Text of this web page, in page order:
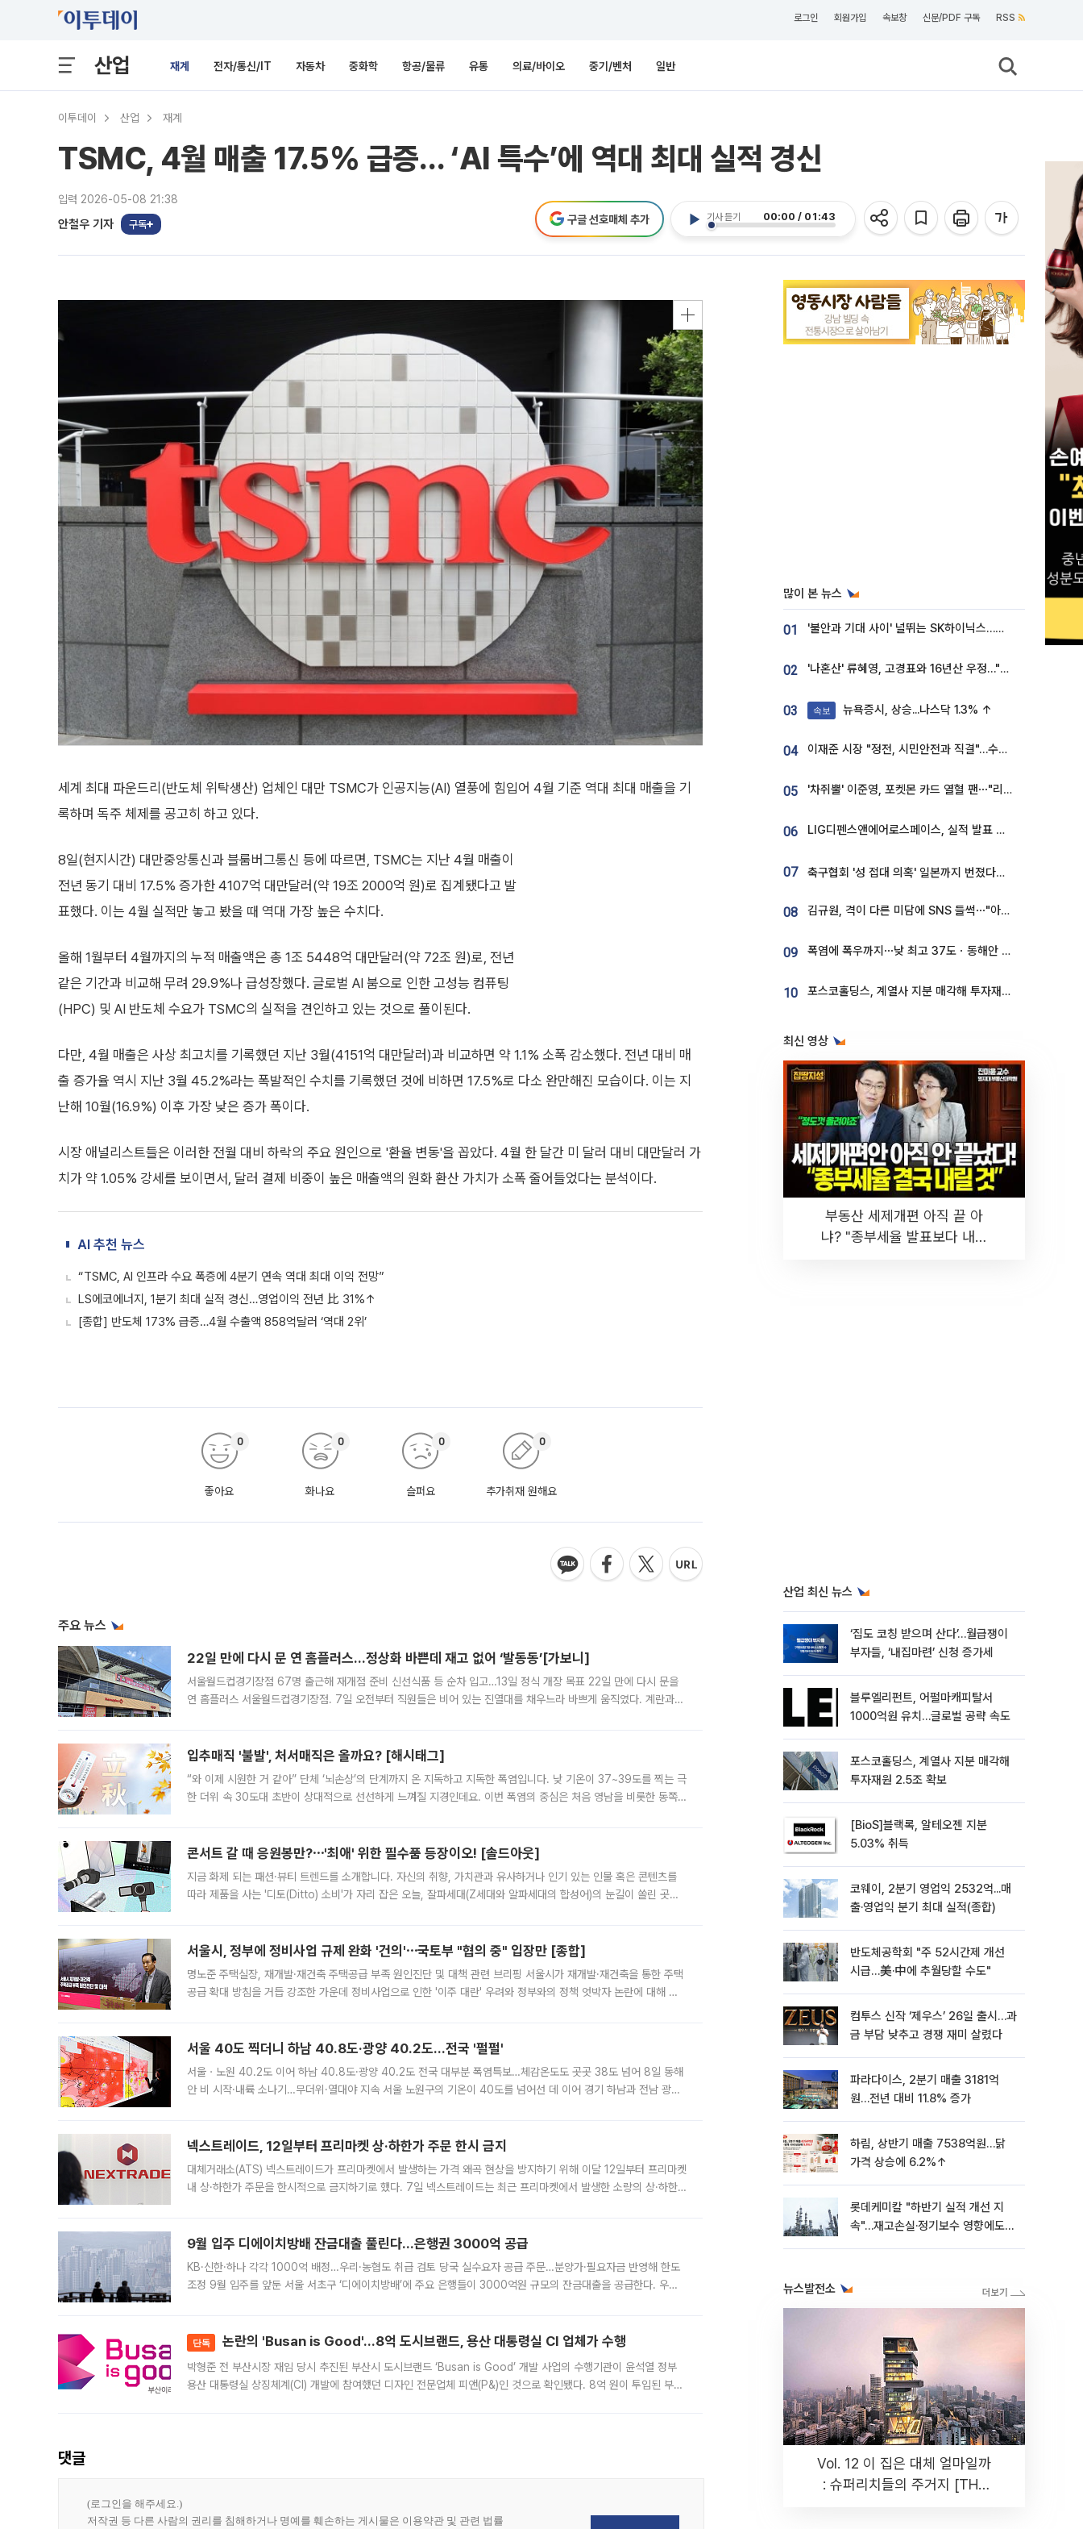
로그인 회원가입 속보창 신문/PDF 구독 RSS
산업 재계 전자/통신/IT 자동차 중화학 항공/물류 유통 의료/바이오 중기/벤처 일반
이투데이 산업 재계
TSMC, 4월 매출 17.5% 급증… ‘AI 특수’에 역대 최대 실적 경신
입력 2026-05-08 21:38
안철우 기자 구독
기사 듣기 00:00 / 01:43
구글 선호매체 추가
세계 최대 파운드리(반도체 위탁생산) 업체인 대만 TSMC가 인공지능(AI) 열풍에 힘입어 4월 기준 역대 최대 매출을 기
록하며 독주 체제를 공고히 하고 있다.
8일(현지시간) 대만중앙통신과 블룸버그통신 등에 따르면, TSMC는 지난 4월 매출이
전년 동기 대비 17.5% 증가한 4107억 대만달러(약 19조 2000억 원)로 집계됐다고 발
표했다. 이는 4월 실적만 놓고 봤을 때 역대 가장 높은 수치다.
올해 1월부터 4월까지의 누적 매출액은 총 1조 5448억 대만달러(약 72조 원)로, 전년
같은 기간과 비교해 무려 29.9%나 급성장했다. 글로벌 AI 붐으로 인한 고성능 컴퓨팅
(HPC) 및 AI 반도체 수요가 TSMC의 실적을 견인하고 있는 것으로 풀이된다.
다만, 4월 매출은 사상 최고치를 기록했던 지난 3월(4151억 대만달러)과 비교하면 약 1.1% 소폭 감소했다. 전년 대비 매
출 증가율 역시 지난 3월 45.2%라는 폭발적인 수치를 기록했던 것에 비하면 17.5%로 다소 완만해진 모습이다. 이는 지
난해 10월(16.9%) 이후 가장 낮은 증가 폭이다.
시장 애널리스트들은 이러한 전월 대비 하락의 주요 원인으로 '환율 변동'을 꼽았다. 4월 한 달간 미 달러 대비 대만달러 가
치가 약 1.05% 강세를 보이면서, 달러 결제 비중이 높은 매출액의 원화 환산 가치가 소폭 줄어들었다는 분석이다.
AI 추천 뉴스
“TSMC, AI 인프라 수요 폭증에 4분기 연속 역대 최대 이익 전망”
LS에코에너지, 1분기 최대 실적 경신…영업이익 전년 比 31%↑
[종합] 반도체 173% 급증…4월 수출액 858억달러 ‘역대 2위’
좋아요
0
화나요
0
슬퍼요
0
추가취재 원해요
0
주요 뉴스
22일 만에 다시 문 연 홈플러스…정상화 바쁜데 재고 없어 ‘발동동’[가보니]
서울월드컵경기장점 67명 출근해 재개점 준비 신선식품 등 순차 입고…13일 정식 개장 목표 22일 만에 다시 문을
연 홈플러스 서울월드컵경기장점. 7일 오전부터 직원들은 비어 있는 진열대를 채우느라 바쁘게 움직였다. 계란과
입추매직 '불발', 처서매직은 올까요? [해시태그]
“와 이제 시원한 거 같아” 단체 ‘뇌손상’의 단계까지 온 지독하고 지독한 폭염입니다. 낮 기온이 37~39도를 찍는 극
한 더위 속 30도대 초반이 상대적으로 선선하게 느껴질 지경인데요. 이번 폭염의 중심은 처음 영남을 비롯한 동쪽
콘서트 갈 때 응원봉만?⋯'최애' 위한 필수품 등장이오! [솔드아웃]
지금 화제 되는 패션·뷰티 트렌드를 소개합니다. 자신의 취향, 가치관과 유사하거나 인기 있는 인물 혹은 콘텐츠를
따라 제품을 사는 '디토(Ditto) 소비'가 자리 잡은 오늘, 잘파세대(Z세대와 알파세대의 합성어)의 눈길이 쏠린 곳은
서울시, 정부에 정비사업 규제 완화 '건의'⋯국토부 "협의 중" 입장만 [종합]
명노준 주택실장, 재개발·재건축 주택공급 부족 원인진단 및 대책 관련 브리핑 서울시가 재개발·재건축을 통한 주택
공급 확대 방침을 거듭 강조한 가운데 정비사업으로 인한 '이주 대란' 우려와 정부와의 정책 엇박자 논란에 대해 정
서울 40도 찍더니 하남 40.8도·광양 40.2도…전국 '펄펄'
서울ㆍ노원 40.2도 이어 하남 40.8도·광양 40.2도 전국 대부분 폭염특보…체감온도도 곳곳 38도 넘어 8일 동해
안 비 시작·내륙 소나기…무더위·열대야 지속 서울 노원구의 기온이 40도를 넘어선 데 이어 경기 하남과 전남 광양
넥스트레이드, 12일부터 프리마켓 상·하한가 주문 한시 금지
대체거래소(ATS) 넥스트레이드가 프리마켓에서 발생하는 가격 왜곡 현상을 방지하기 위해 이달 12일부터 프리마켓
내 상·하한가 주문을 한시적으로 금지하기로 했다. 7일 넥스트레이드는 최근 프리마켓에서 발생한 소량의 상·하한
9월 입주 디에이치방배 잔금대출 풀린다…은행권 3000억 공급
KB·신한·하나 각각 1000억 배정…우리·농협도 취급 검토 당국 실수요자 공급 주문…분양가·필요자금 반영해 한도
조정 9월 입주를 앞둔 서울 서초구 ‘디에이치방배’에 주요 은행들이 3000억원 규모의 잔금대출을 공급한다. 우리
단독 논란의 'Busan is Good'…8억 도시브랜드, 용산 대통령실 CI 업체가 수행
박형준 전 부산시장 재임 당시 추진된 부산시 도시브랜드 ‘Busan is Good’ 개발 사업의 수행기관이 윤석열 정부
용산 대통령실 상징체계(CI) 개발에 참여했던 디자인 전문업체 피앤(P&)인 것으로 확인됐다. 8억 원이 투입된 부산
댓글
많이 본 뉴스
01 '불안과 기대 사이' 널뛰는 SK하이닉스…증권가 "HBM4·LTA 기반 펀터멘털 견고"
02 '나혼산' 류혜영, 고경표와 16년산 우정…"자취방서 부모님과 마주쳐"
03 속보 뉴욕증시, 상승...나스닥 1.3% ↑
04 이재준 시장 "정전, 시민안전과 직결"…수원시 비상대응체계 가동
05 '차쥐뿔' 이준영, 포켓몬 카드 열혈 팬⋯"리셀러 처단할 것"
06 LIG디펜스앤에어로스페이스, 실적 발표 후 급락→반등⋯증권가 “28년까지 튼튼”
07 축구협회 '성 접대 의혹' 일본까지 번졌다…日 심판 실명 공개
08 김규원, 격이 다른 미담에 SNS 들썩⋯"아이 속옷 빨고 졸업식도 참석"
09 폭염에 폭우까지⋯낮 최고 37도ㆍ동해안 강한 비 [날씨]
10 포스코홀딩스, 계열사 지분 매각해 투자재원 2.5조 확보
최신 영상
부동산 세제개편 아직 끝 아
냐? "종부세율 발표보다 내릴
산업 최신 뉴스
‘집도 코칭 받으며 산다’…월급쟁이
부자들, ‘내집마련’ 신청 증가세
블루엘리펀트, 어펄마캐피탈서
1000억원 유치…글로벌 공략 속도
포스코홀딩스, 계열사 지분 매각해
투자재원 2.5조 확보
[BioS]블랙록, 알테오젠 지분
5.03% 취득
코웨이, 2분기 영업익 2532억...매
출·영업익 분기 최대 실적(종합)
반도체공학회 "주 52시간제 개선
시급…美·中에 추월당할 수도"
컴투스 신작 ‘제우스’ 26일 출시…과
금 부담 낮추고 경쟁 재미 살렸다
파라다이스, 2분기 매출 3181억
원…전년 대비 11.8% 증가
하림, 상반기 매출 7538억원…닭
가격 상승에 6.2%↑
롯데케미칼 "하반기 실적 개선 지
속"…재고손실·정기보수 영향에도
뉴스발전소
Vol. 12 이 집은 대체 얼마일까
: 슈퍼리치들의 주거지 [THE